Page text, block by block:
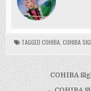
TAGGED COHIBA, COHIBA
文 COHIBA